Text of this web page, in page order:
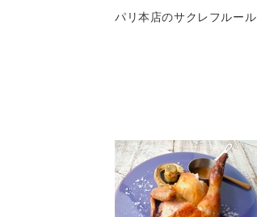
パリ本店のサクレフルール